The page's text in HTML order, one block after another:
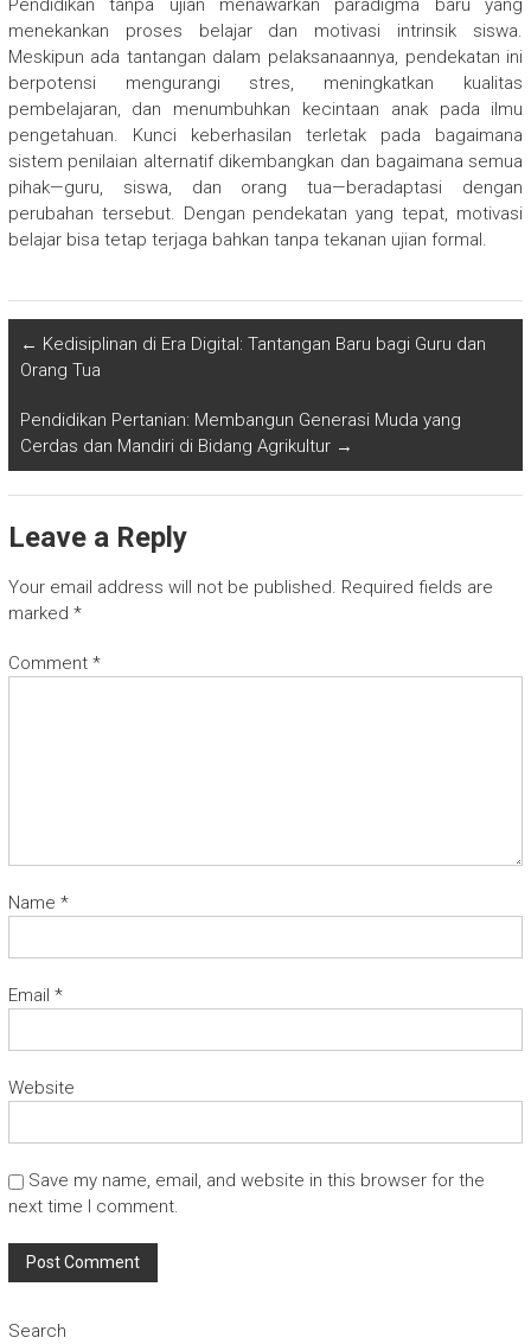
Pendidikan tanpa ujian menawarkan paradigma baru yang
menekankan proses belajar dan motivasi intrinsik siswa.
Meskipun ada tantangan dalam pelaksanaannya, pendekatan ini
berpotensi mengurangi stres, meningkatkan kualitas
pembelajaran, dan menumbuhkan kecintaan anak pada ilmu
pengetahuan. Kunci keberhasilan terletak pada bagaimana
sistem penilaian alternatif dikembangkan dan bagaimana semua
pihak—guru, siswa, dan orang tua—beradaptasi dengan
perubahan tersebut. Dengan pendekatan yang tepat, motivasi
belajar bisa tetap terjaga bahkan tanpa tekanan ujian formal.
← Kedisiplinan di Era Digital: Tantangan Baru bagi Guru dan
Orang Tua
Pendidikan Pertanian: Membangun Generasi Muda yang
Cerdas dan Mandiri di Bidang Agrikultur →
Leave a Reply
Your email address will not be published. Required fields are
marked *
Comment *
Name *
Email *
Website
Save my name, email, and website in this browser for the
next time I comment.
Search